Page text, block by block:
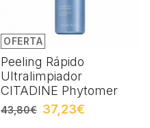
OFERTA
Peeling Rápido
Ultralimpiador
CITADINE Phytomer
43,80€ 37,23€